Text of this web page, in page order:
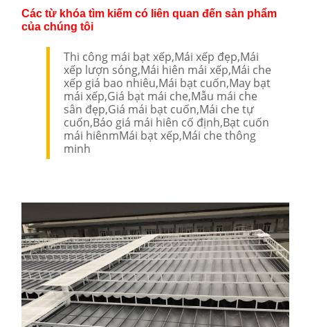
Các từ khóa tìm kiếm có liên quan đến sản phẩm
của chúng tôi
Thi công mái bạt xếp,Mái xếp đẹp,Mái
xếp lượn sóng,Mái hiên mái xếp,Mái che
xếp giá bao nhiêu,Mái bạt cuốn,May bạt
mái xếp,Giá bạt mái che,Mẫu mái che
sân đẹp,Giá mái bạt cuốn,Mái che tự
cuốn,Báo giá mái hiên cố định,Bạt cuốn
mái hiênmMái bạt xếp,Mái che thông
minh